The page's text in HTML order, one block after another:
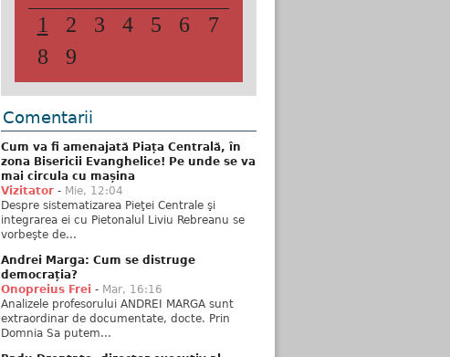
1 2 3 4 5 6
7
8
9
Comentarii
Cum va fi amenajată Piața Centrală, în
zona Bisericii Evanghelice! Pe unde se va
mai circula cu mașina
Vizitator - Mie, 12:04
Despre sistematizarea Pieţei Centrale şi
integrarea ei cu Pietonalul Liviu Rebreanu se
vorbeşte de...
Andrei Marga: Cum se distruge
democrația?
Onopreius Frei - Mar, 16:16
Analizele profesorului ANDREI MARGA sunt
extraordinar de documentate, docte. Prin
Domnia Sa putem...